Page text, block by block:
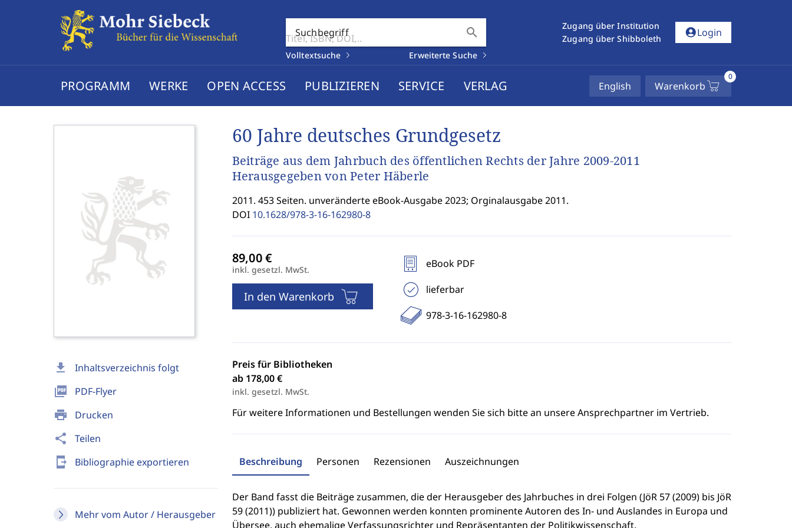
Suchbegriff search
Volltextsuche Erweiterte Suche
Zugang über Institution
Zugang über Shibboleth
account_circleLogin
PROGRAMM WERKE OPEN ACCESS PUBLIZIEREN SERVICE VERLAG English Warenkorb
0
download Inhaltsverzeichnis folgt
picture_as_pdf PDF-Flyer
print Drucken
share Teilen
send_to_mobile Bibliographie exportieren
Mehr vom Autor / Herausgeber
60 Jahre deutsches Grundgesetz
Beiträge aus dem Jahrbuch des öffentlichen Rechts der Jahre 2009-2011
Herausgegeben von Peter Häberle
2011. 453 Seiten. unveränderte eBook-Ausgabe 2023; Orginalausgabe 2011.
DOI 10.1628/978-3-16-162980-8
inkl. gesetzl. MwSt.
In den Warenkorb
eBook PDF
lieferbar
978-3-16-162980-8
Preis für Bibliotheken
ab 178,00 €
inkl. gesetzl. MwSt.
Für weitere Informationen und Bestellungen wenden Sie sich bitte an unsere Ansprechpartner im Vertrieb.
Beschreibung Personen Rezensionen Auszeichnungen
Der Band fasst die Beiträge zusammen, die der Herausgeber des Jahrbuches in drei Folgen (JöR 57 (2009) bis JöR
59 (2011)) publiziert hat. Gewonnen werden konnten prominente Autoren des In- und Auslandes in Europa und
Übersee, auch ehemalige Verfassungsrichter und Repräsentanten der Politikwissenschaft.